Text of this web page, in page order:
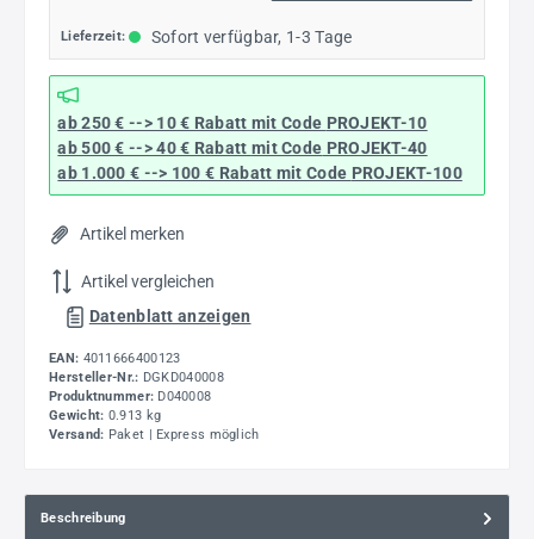
Lieferzeit: Sofort verfügbar, 1-3 Tage
ab 250 € --> 10 € Rabatt mit Code PROJEKT-10
ab 500 € --> 40 € Rabatt mit Code PROJEKT-40
ab 1.000 € --> 100 € Rabatt mit Code PROJEKT-100
Artikel merken
Artikel vergleichen
Datenblatt anzeigen
EAN: 4011666400123
Hersteller-Nr.: DGKD040008
Produktnummer: D040008
Gewicht: 0.913 kg
Versand: Paket | Express möglich
Beschreibung